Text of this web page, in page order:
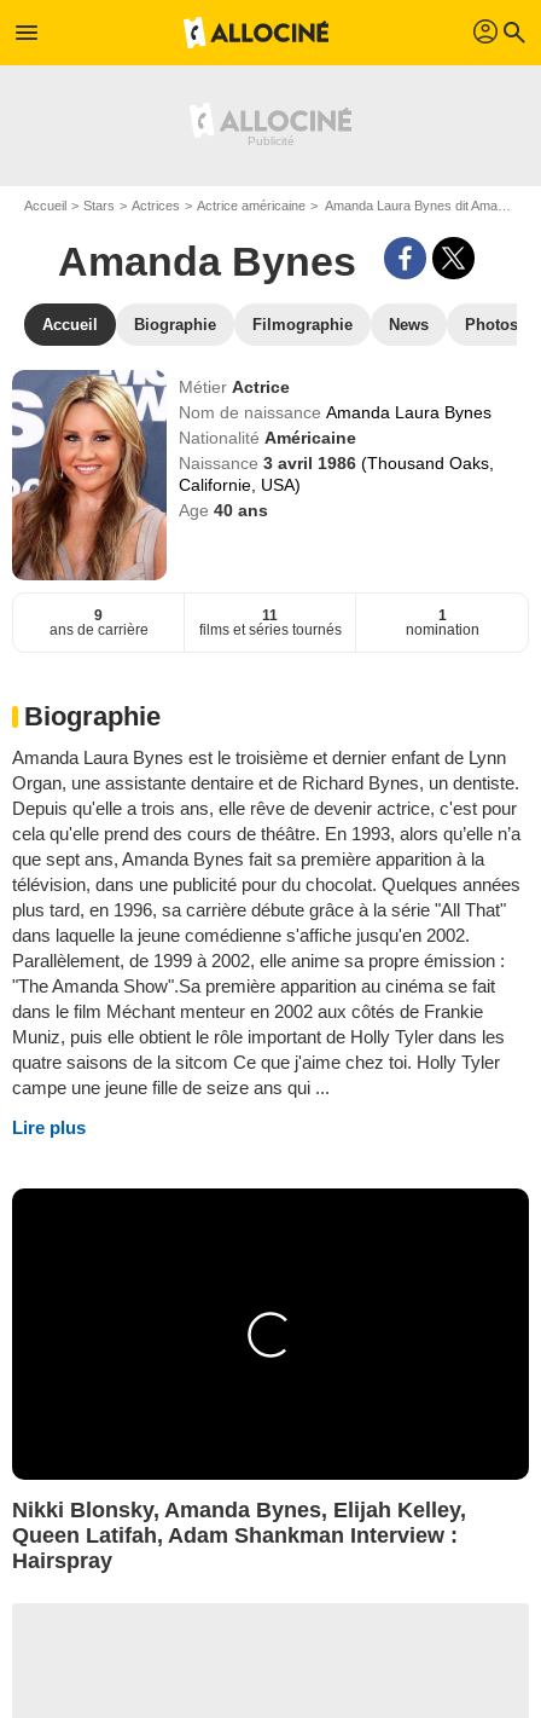
menu profil search
Accueil Stars Actrices Actrice américaine Amanda Laura Bynes dit Amanda Bynes
Amanda Bynes
Accueil Biographie Filmographie News Photos
MétierActrice
Nom de naissanceAmanda Laura Bynes
NationalitéAméricaine
Naissance3 avril 1986(Thousand Oaks,
Californie, USA)
Age40 ans
9
ans de carrière
11
films et séries tournés
1
nomination
Biographie
Amanda Laura Bynes est le troisième et dernier enfant de Lynn
Organ, une assistante dentaire et de Richard Bynes, un dentiste.
Depuis qu'elle a trois ans, elle rêve de devenir actrice, c'est pour
cela qu'elle prend des cours de théâtre. En 1993, alors qu’elle n’a
que sept ans, Amanda Bynes fait sa première apparition à la
télévision, dans une publicité pour du chocolat. Quelques années
plus tard, en 1996, sa carrière débute grâce à la série "All That"
dans laquelle la jeune comédienne s'affiche jusqu'en 2002.
Parallèlement, de 1999 à 2002, elle anime sa propre émission :
"The Amanda Show".Sa première apparition au cinéma se fait
dans le film Méchant menteur en 2002 aux côtés de Frankie
Muniz, puis elle obtient le rôle important de Holly Tyler dans les
quatre saisons de la sitcom Ce que j'aime chez toi. Holly Tyler
campe une jeune fille de seize ans qui ...
Lire plus
Nikki Blonsky, Amanda Bynes, Elijah Kelley,
Queen Latifah, Adam Shankman Interview :
Hairspray